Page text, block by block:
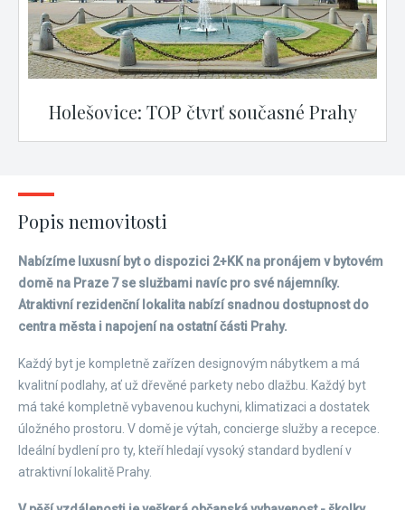
Holešovice: TOP čtvrť současné Prahy
Popis nemovitosti
Nabízíme luxusní byt o dispozici 2+KK na pronájem v bytovém
domě na Praze 7 se službami navíc pro své nájemníky.
Atraktivní rezidenční lokalita nabízí snadnou dostupnost do
centra města i napojení na ostatní části Prahy.
Každý byt je kompletně zařízen designovým nábytkem a má
kvalitní podlahy, ať už dřevěné parkety nebo dlažbu. Každý byt
má také kompletně vybavenou kuchyni, klimatizaci a dostatek
úložného prostoru. V domě je výtah, concierge služby a recepce.
Ideální bydlení pro ty, kteří hledají vysoký standard bydlení v
atraktivní lokalitě Prahy.